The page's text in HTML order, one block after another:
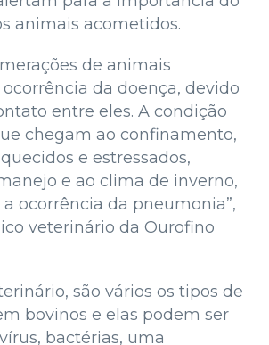
animais acometidos.
de animais
da doença, devido
entre eles. A condição
chegam ao confinamento,
e estressados,
e ao clima de inverno,
ocorrência da pneumonia”,
veterinário da Ourofino
são vários os tipos de
bovinos e elas podem ser
bactérias, uma